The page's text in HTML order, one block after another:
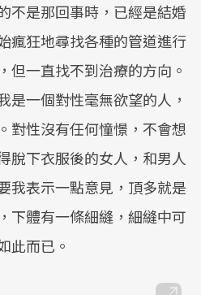
不是那回事時，已經是結婚
瘋狂地尋找各種的管道進行
但一直找不到治療的方向。
是一個對性毫無欲望的人，
對性沒有任何憧憬，不會想
脫下衣服後的女人，和男人
我表示一點意見，頂多就是
下體有一條細縫，細縫中可
此而已。